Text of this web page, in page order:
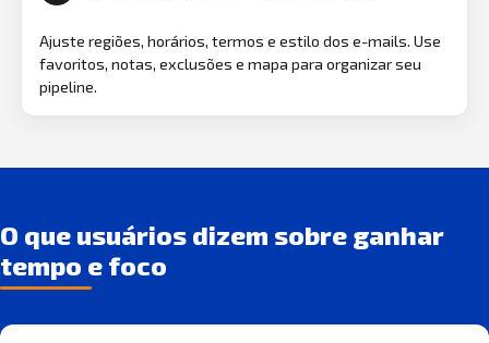
Ajuste regiões, horários, termos e estilo dos e-mails. Use
favoritos, notas, exclusões e mapa para organizar seu
pipeline.
O que usuários dizem sobre ganhar
tempo e foco